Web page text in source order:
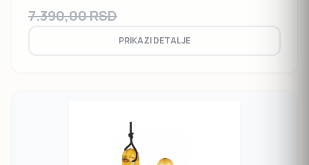
7.390,00RSD
PRIKAZI DETALJE